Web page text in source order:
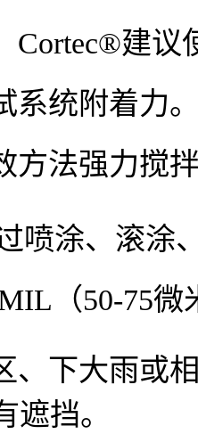
Cortec®建议
系统附着力
方法强力搅
喷涂、滚涂
（50-75微
、下大雨或
遮挡。